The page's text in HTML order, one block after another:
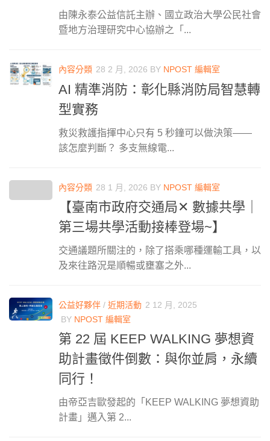
由陳永泰公益信託主辦、國立政治大學公民社會
暨地方治理研究中心協辦之「...
內容分類 28 2 月, 2026 BY NPOST 編輯室
AI 精準消防：彰化縣消防局智慧轉
型實務
救災救護指揮中心只有 5 秒鐘可以做決策——
該怎麼判斷？ 多支無線電...
內容分類 28 1 月, 2026 BY NPOST 編輯室
【臺南市政府交通局✕ 數據共學｜
第三場共學活動接棒登場~】
交通議題所關注的，除了搭乘哪種運輸工具，以
及來往路況是順暢或壅塞之外...
公益好夥伴 / 近期活動 2 12 月, 2025
BY NPOST 編輯室
第 22 屆 KEEP WALKING 夢想資
助計畫徵件倒數：與你並肩，永續
同行！
由帝亞吉歐發起的「KEEP WALKING 夢想資助
計畫」邁入第 2...